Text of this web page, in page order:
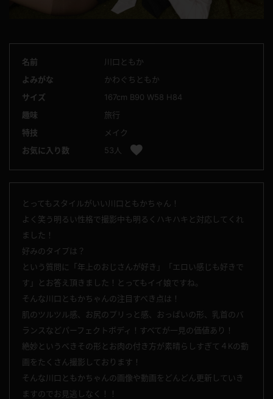
名前
川口ともか
よみがな
かわぐちともか
サイズ
167cm B90 W58 H84
趣味
旅行
特技
メイク
お気に入り数
53人
とってもスタイルがいい川口ともかちゃん！
よく笑う明るい性格で撮影中も明るくハキハキと対応してくれ
ました！
好みのタイプは？
という質問に「年上のおじさんが好き」「エロい感じも好きで
す」とお答え頂きました！とってもイイ娘ですね。
そんな川口ともかちゃんの注目すべき点は！
肌のツルツル感、お尻のプリっと感、おっぱいの形、乳首のバ
ランスなどパーフェクトボディ！すべてが一見の価値あり！
絶妙というべきその形とお肉の付き方が素晴らしすぎて４Kの動
画をたくさん撮影しております！
そんな川口ともかちゃんの画像や動画をどんどん更新していき
ますのでお見逃しなく！！